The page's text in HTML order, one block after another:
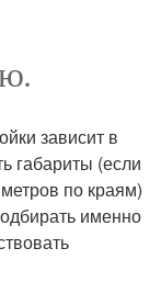
зависит в
габариты (если
по краям)
именно